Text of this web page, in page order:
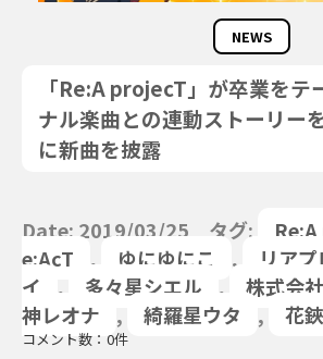
NEWS
「Re:A projecT」が卒業をテ
ナル楽曲との連動ストーリー
に新曲を披露
Date: 2019/03/25 タグ:
e:AcT
, ゆにゆにこ , リアプ
イ
, 多々星シエル , 株式会
神レオナ
, 綺羅星ウタ , 花
コメント数：0件